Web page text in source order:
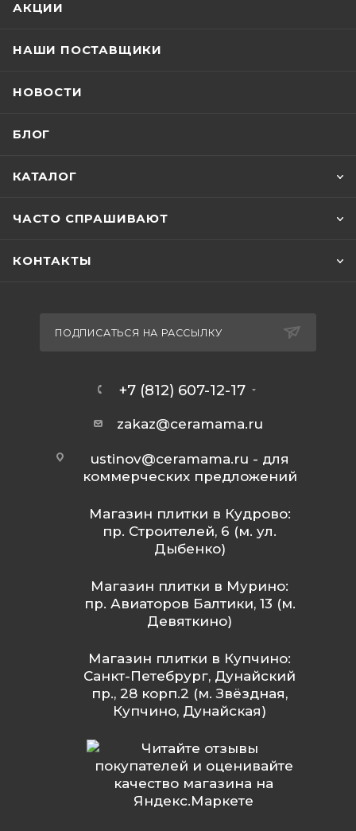
АКЦИИ
НАШИ ПОСТАВЩИКИ
НОВОСТИ
БЛОГ
КАТАЛОГ
ЧАСТО СПРАШИВАЮТ
КОНТАКТЫ
ПОДПИСАТЬСЯ НА РАССЫЛКУ
+7 (812) 607-12-17
zakaz@ceramama.ru
ustinov@ceramama.ru - для
коммерческих предложений
Магазин плитки в Кудрово:
пр. Строителей, 6 (м. ул.
Дыбенко)
Магазин плитки в Мурино:
пр. Авиаторов Балтики, 13 (м.
Девяткино)
Магазин плитки в Купчино:
Санкт-Петебрург, Дунайский
пр., 28 корп.2 (м. Звёздная,
Купчино, Дунайская)